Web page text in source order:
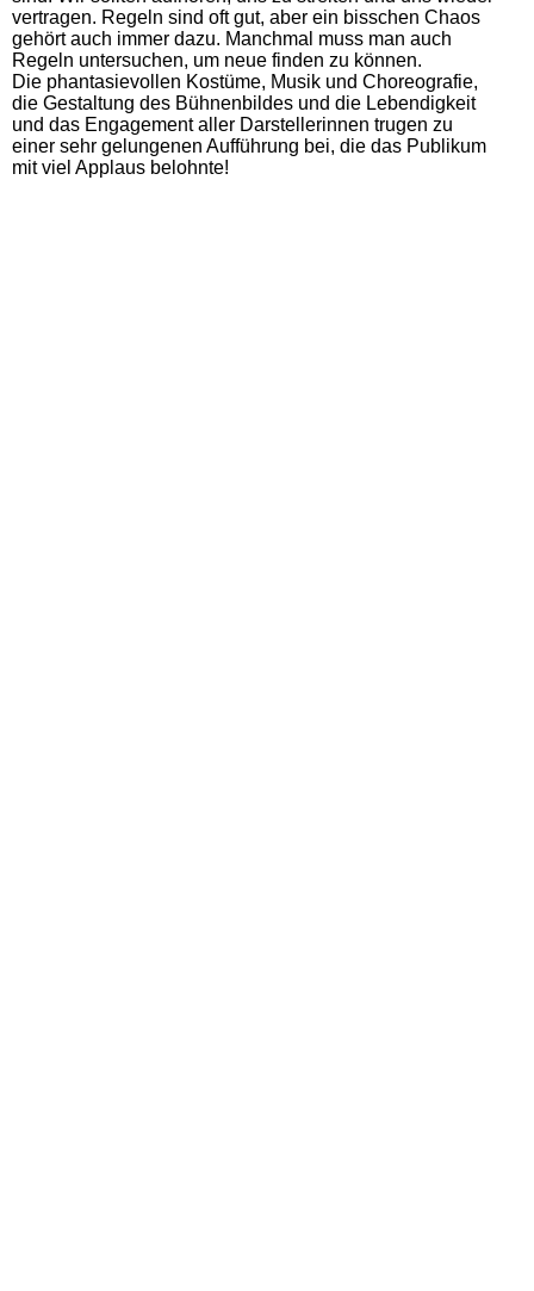
vertragen. Regeln sind oft gut, aber ein bisschen Chaos
gehört auch immer dazu. Manchmal muss man auch
Regeln untersuchen, um neue finden zu können.
Die phantasievollen Kostüme, Musik und Choreografie,
die Gestaltung des Bühnenbildes und die Lebendigkeit
und das Engagement aller Darstellerinnen trugen zu
einer sehr gelungenen Aufführung bei, die das Publikum
mit viel Applaus belohnte!